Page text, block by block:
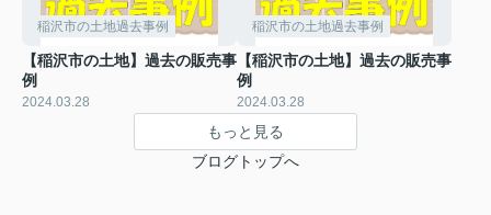
稲沢市の土地過去事例
【稲沢市の土地】過去の販売事
例
2024.03.28
稲沢市の土地過去事例
【稲沢市の土地】過去の販売事
例
2024.03.28
もっと見る
ブログトップへ